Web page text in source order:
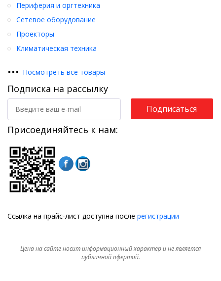
Периферия и оргтехника
Сетевое оборудование
Проекторы
Климатическая техника
••• Посмотреть все товары
Подписка на рассылку
Подписаться
Присоединяйтесь к нам:
Ссылка на прайс-лист доступна после регистрации
Цена на сайте носит информационный характер и не является
публичной офертой.